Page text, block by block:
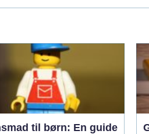
til børn: En guide